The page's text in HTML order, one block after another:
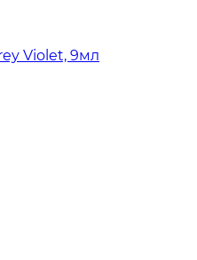
Violet, 9мл